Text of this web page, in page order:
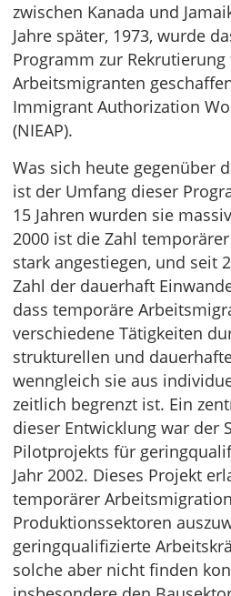
zwischen Kanada und
Jahre später, 1973, wurde
Programm zur
Arbeitsmigranten
Immigrant Authorization
(NIEAP).
Was sich heute gegenüber
ist der Umfang dieser
15 Jahren wurden sie
2000 ist die Zahl
stark angestiegen, und seit
Zahl der dauerhaft
dass temporäre
verschiedene Tätigkeiten
strukturellen und
wenngleich sie aus
zeitlich begrenzt ist. Ein
dieser Entwicklung war der
Pilotprojekts für
Jahr 2002. Dieses Projekt
temporärer
Produktionssektoren
geringqualifizierte
solche aber nicht finden